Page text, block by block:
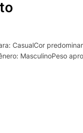
CasualCor
MasculinoPeso